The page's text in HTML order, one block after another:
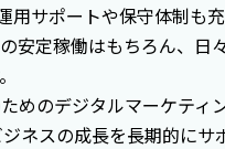
サポートや保守体制も充
安定稼働はもちろん、日
めのデジタルマーケティ
ネスの成長を長期的にサ